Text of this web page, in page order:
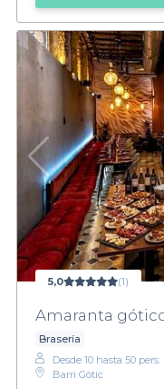
5,0 (1)
Amaranta
Brasería
Desde 10 hasta 50 pers.
Barri Gòtic